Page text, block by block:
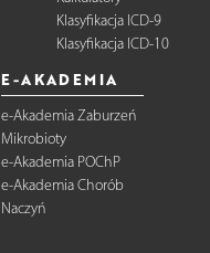
Klasyfikacja ICD-9
Klasyfikacja ICD-10
E-AKADEMIA
e-Akademia Zaburzeń
Mikrobioty
e-Akademia POChP
e-Akademia Chorób
Naczyń